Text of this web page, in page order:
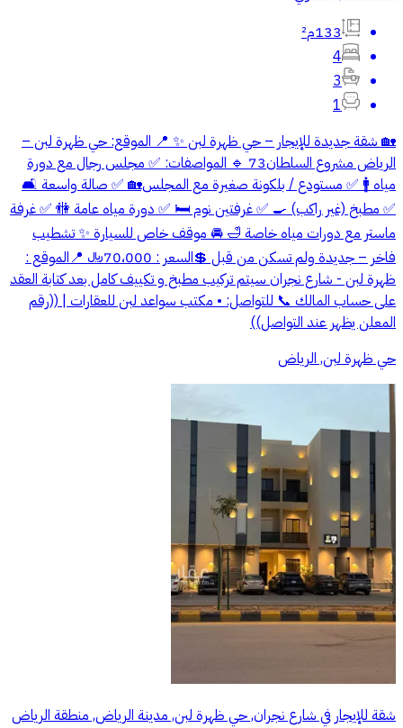
133م²
4
3
1
🏡 شقة جديدة للإيجار – حي ظهرة لبن ✨ 📍 الموقع: حي ظهرة لبن –
الرياض مشروع السلطان73 🔹 المواصفات: ✅ مجلس رجال مع دورة
مياه 🚹 ✅ مستودع / بلكونة صغيرة مع المجلس🏡 ✅ صالة واسعة 🛋️
✅ مطبخ (غير راكب) 🍳 ✅ غرفتين نوم 🛏️ ✅ دورة مياه عامة 🚻 ✅ غرفة
ماستر مع دورات مياه خاصة 🛁 🚘 موقف خاص للسيارة ✨ تشطيب
فاخر – جديدة ولم تسكن من قبل 💲السعر : 70،000﷼ 📍الموقع :
ظهرة لبن - شارع نجران سيتم تركيب مطبخ و تكييف كامل بعد كتابة العقد
على حساب المالك 📞 للتواصل: • مكتب سواعد لبن للعقارات | ((رقم
المعلن يظهر عند التواصل))
حي ظهرة لبن, الرياض
شقة للإيجار في شارع نجران, حي ظهرة لبن, مدينة الرياض, منطقة الرياض